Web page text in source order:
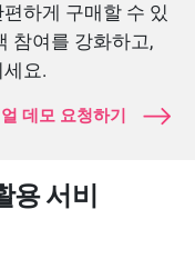
하게 구매할 수 있
참여를 강화하고,
요.
데모 요청하기
서비